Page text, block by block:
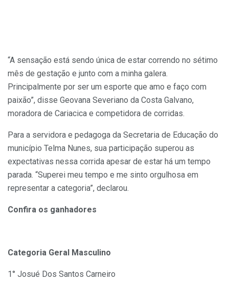
“A sensação está sendo única de estar correndo no sétimo
mês de gestação e junto com a minha galera.
Principalmente por ser um esporte que amo e faço com
paixão”, disse Geovana Severiano da Costa Galvano,
moradora de Cariacica e competidora de corridas.
Para a servidora e pedagoga da Secretaria de Educação do
município Telma Nunes, sua participação superou as
expectativas nessa corrida apesar de estar há um tempo
parada. “Superei meu tempo e me sinto orgulhosa em
representar a categoria”, declarou.
Confira os ganhadores
Categoria Geral Masculino
1° Josué Dos Santos Carneiro